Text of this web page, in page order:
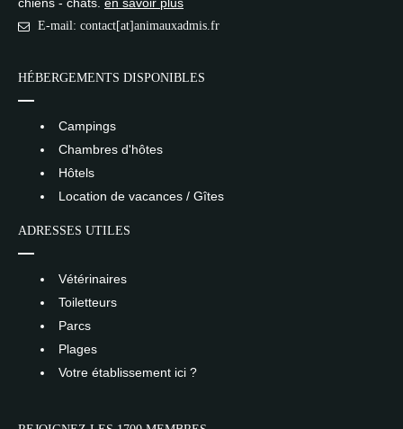
E-mail: contact[at]animauxadmis.fr
HÉBERGEMENTS DISPONIBLES
Campings
Chambres d'hôtes
Hôtels
Location de vacances / Gîtes
ADRESSES UTILES
Vétérinaires
Toiletteurs
Parcs
Plages
Votre établissement ici ?